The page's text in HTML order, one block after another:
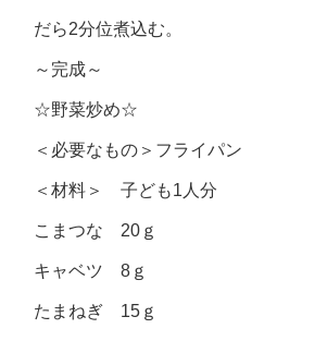
だら2分位煮込む。
～完成～
☆野菜炒め☆
＜必要なもの＞フライパン
＜材料＞ 子ども1人分
こまつな 20ｇ
キャベツ 8ｇ
たまねぎ 15ｇ